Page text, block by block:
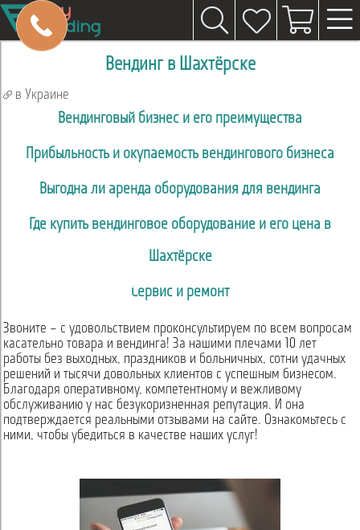
Вендинг в Шахтёрске
в Украине
Вендинговый бизнес и его преимущества
Прибыльность и окупаемость вендингового бизнеса
Выгодна ли аренда оборудования для вендинга
Где купить вендинговое оборудование и его цена в
Шахтёрске
Сервис и ремонт
Звоните – с удовольствием проконсультируем по всем вопросам
касательно товара и вендинга! За нашими плечами 10 лет
работы без выходных, праздников и больничных, сотни удачных
решений и тысячи довольных клиентов с успешным бизнесом.
Благодаря оперативному, компетентному и вежливому
обслуживанию у нас безукоризненная репутация. И она
подтверждается реальными отзывами на сайте. Ознакомьтесь с
ними, чтобы убедиться в качестве наших услуг!